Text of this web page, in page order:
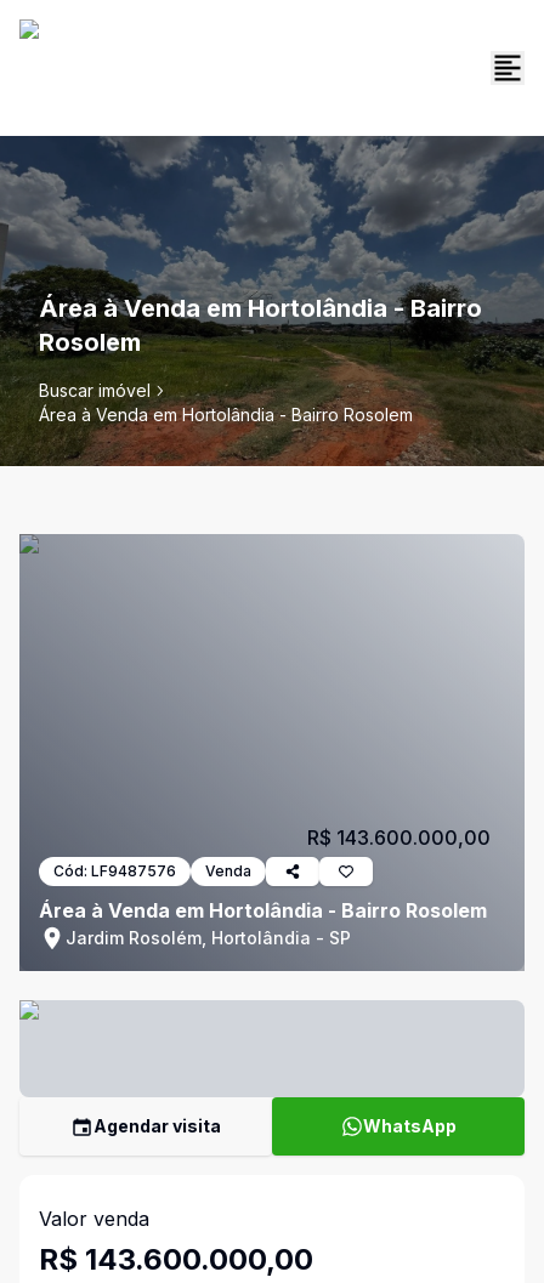
Área à Venda em Hortolândia - Bairro
Rosolem
Buscar imóvel
Área à Venda em Hortolândia - Bairro Rosolem
Cód: LF9487576 Venda
Área à Venda em Hortolândia - Bairro Rosolem
Jardim Rosolém, Hortolândia - SP
R$ 143.600.000,00
Agendar visita WhatsApp
Valor venda
R$ 143.600.000,00